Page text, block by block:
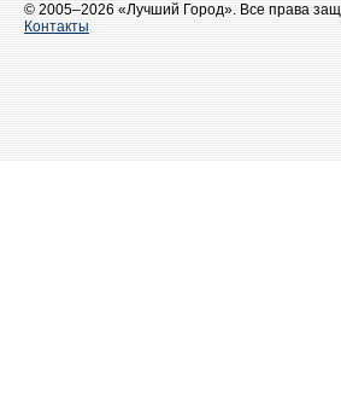
© 2005–2026 «Лучший Город». Все права
Контакты